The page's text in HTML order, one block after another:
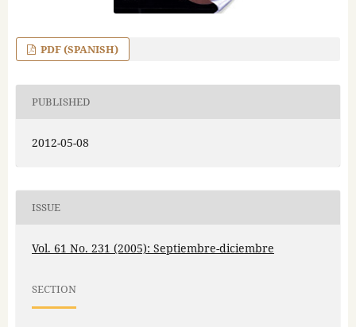
PDF (SPANISH)
PUBLISHED
2012-05-08
ISSUE
Vol. 61 No. 231 (2005): Septiembre-diciembre
SECTION